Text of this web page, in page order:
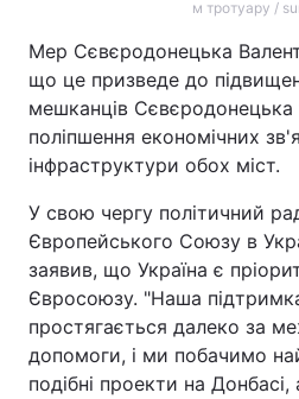
м тротуару /
Мер Сєвєродонецька
що це призведе до
мешканців Сєвєродонецька
поліпшення економічних
інфраструктури обох міст.
У свою чергу політичний
Європейського Союзу в
заявив, що Україна є
Євросоюзу. "Наша
простягається далеко за
допомоги, і ми побачимо
подібні проекти на